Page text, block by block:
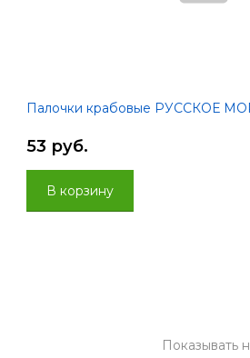
Палочки крабовые РУССКОЕ
53 руб.
В корзину
Показывать